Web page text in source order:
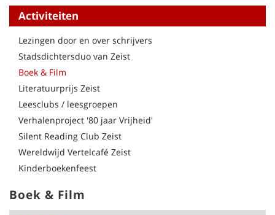
Activiteiten
Lezingen door en over schrijvers
Stadsdichtersduo van Zeist
Boek & Film
Literatuurprijs Zeist
Leesclubs / leesgroepen
Verhalenproject '80 jaar Vrijheid'
Silent Reading Club Zeist
Wereldwijd Vertelcafé Zeist
Kinderboekenfeest
Boek & Film